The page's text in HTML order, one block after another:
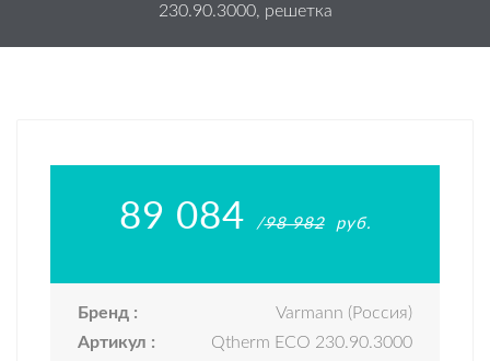
230.90.3000, решетка
89 084 /98 982 руб.
Бренд :
Varmann (Россия)
Артикул :
Qtherm ECO 230.90.3000